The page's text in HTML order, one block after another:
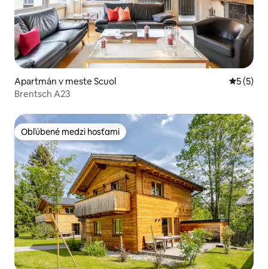
Apartmán v meste Scuol
5 (5)
Brentsch A23
Obľúbené medzi hosťami
Obľúbené medzi hosťami